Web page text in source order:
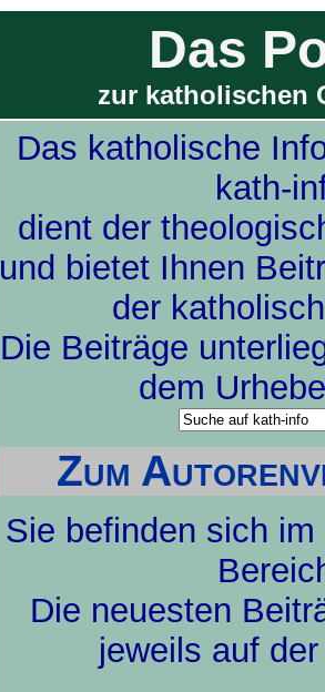
Das
zur katholischen
Das katholische
kath-
dient der
und bietet Ihnen
der
Die Beiträge
dem
Zum
Sie befinden sich
Die neuesten
jeweils auf